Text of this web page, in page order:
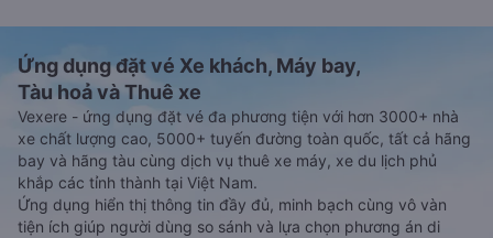
Ứng dụng đặt vé Xe khách, Máy bay,
Tàu hoả và Thuê xe
Vexere - ứng dụng đặt vé đa phương tiện với hơn 3000+ nhà
xe chất lượng cao, 5000+ tuyến đường toàn quốc, tất cả hãng
bay và hãng tàu cùng dịch vụ thuê xe máy, xe du lịch phủ
khắp các tỉnh thành tại Việt Nam.
Ứng dụng hiển thị thông tin đầy đủ, minh bạch cùng vô vàn
tiện ích giúp người dùng so sánh và lựa chọn phương án di